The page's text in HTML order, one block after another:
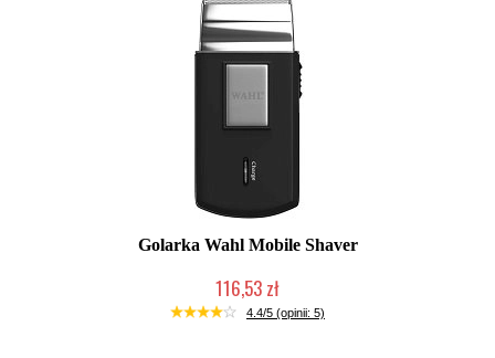
Golarka Wahl Mobile Shaver
116,53 zł
Duża ilość (wysyłka w 24h)
4.4/5 (opinii: 5)